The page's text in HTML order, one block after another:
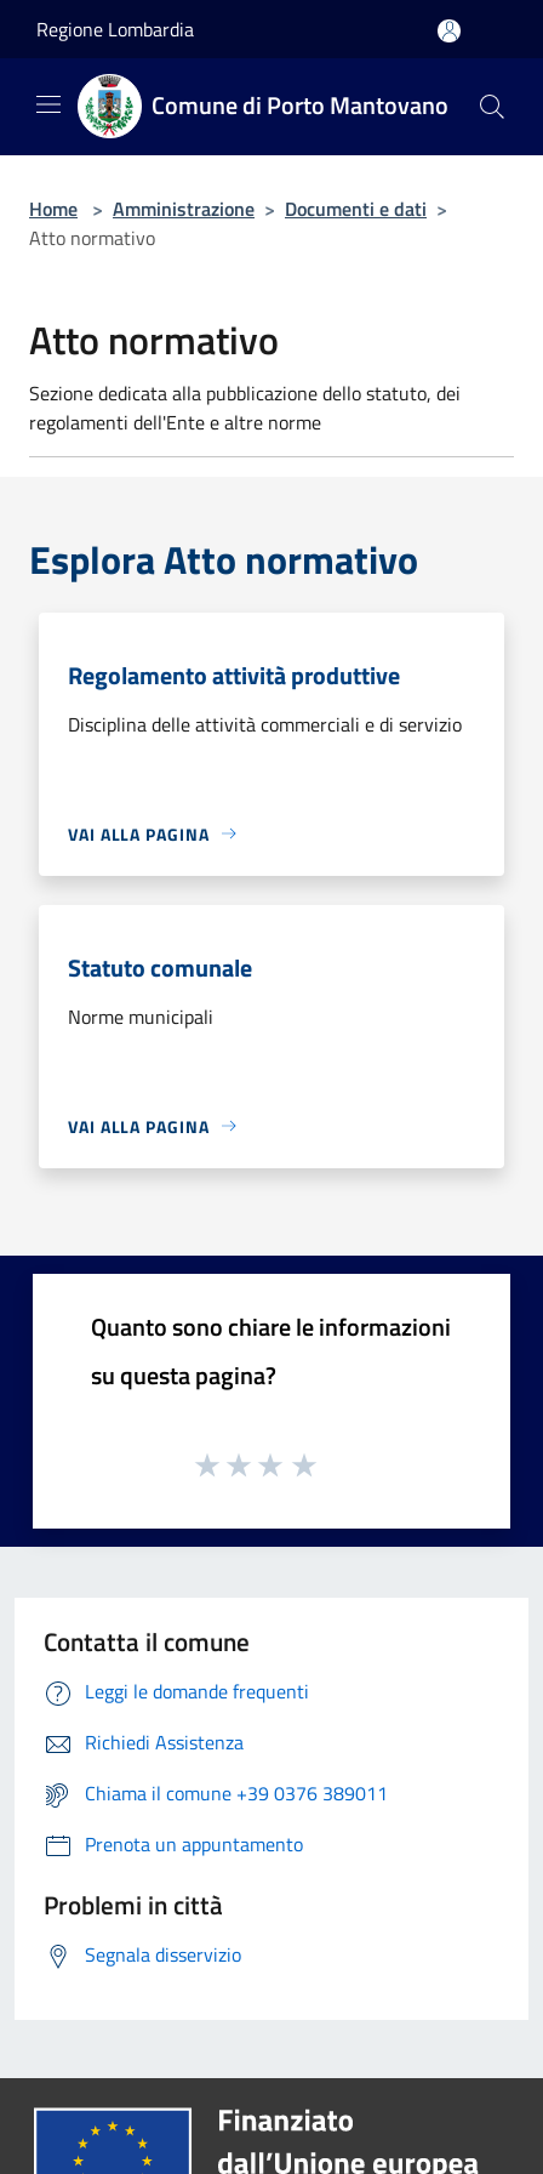
Regione Lombardia
Comune di Porto Mantovano
Home > Amministrazione > Documenti e dati >
Atto normativo
Atto normativo
Sezione dedicata alla pubblicazione dello statuto, dei
regolamenti dell'Ente e altre norme
Esplora Atto normativo
Regolamento attività produttive
Disciplina delle attività commerciali e di servizio
VAI ALLA PAGINA
Statuto comunale
Norme municipali
VAI ALLA PAGINA
Quanto sono chiare le informazioni
su questa pagina?
Contatta il comune
Leggi le domande frequenti
Richiedi Assistenza
Chiama il comune +39 0376 389011
Prenota un appuntamento
Problemi in città
Segnala disservizio